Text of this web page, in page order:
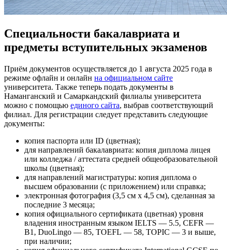
Специальности бакалавриата и
предметы вступительных экзаменов
Приём документов осуществляется до 1 августа 2025 года в
режиме офлайн и онлайн на официальном сайте
университета. Также теперь подать документы в
Наманганский и Самаркандский филиалы университета
можно с помощью единого сайта, выбрав соответствующий
филиал. Для регистрации следует представить следующие
документы:
копия паспорта или ID (цветная);
для направлений бакалавриата: копия диплома лицея
или колледжа / аттестата средней общеобразовательной
школы (цветная);
для направлений магистратуры: копия диплома о
высшем образовании (с приложением) или справка;
электронная фотография (3,5 см х 4,5 см), сделанная за
последние 3 месяца;
копия официального сертификата (цветная) уровня
владения иностранным языком IELTS — 5.5, CEFR —
B1, DuoLingo — 85, TOEFL — 58, TOPIC — 3 и выше,
при наличии;